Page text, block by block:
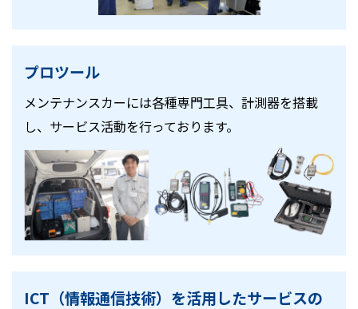
プロツール
メンテナンスカーには各種専門工具、計測器を搭載
し、サービス活動を行っております。
ICT（情報通信技術）を活用したサービスの